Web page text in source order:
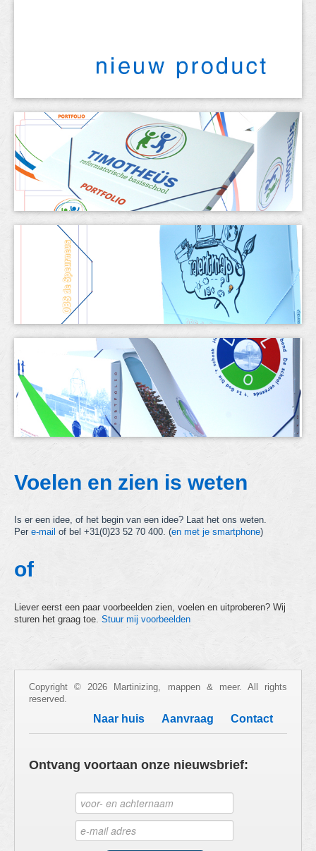
Voelen en zien is weten
Is er een idee, of het begin van een idee? Laat het ons weten.
Per e-mail of bel +31(0)23 52 70 400. (en met je smartphone)
of
Liever eerst een paar voorbeelden zien, voelen en uitproberen? Wij
sturen het graag toe. Stuur mij voorbeelden
Copyright © 2026 Martinizing, mappen & meer. All rights
reserved.
Naar huis Aanvraag Contact
Ontvang voortaan onze nieuwsbrief: